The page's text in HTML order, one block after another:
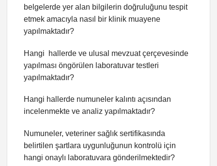
belgelerde yer alan bilgilerin doğruluğunu tespit
etmek amacıyla nasıl bir klinik muayene
yapılmaktadır?
Hangi hallerde ve ulusal mevzuat çerçevesinde
yapılması öngörülen laboratuvar testleri
yapılmaktadır?
Hangi hallerde numuneler kalıntı açısından
incelenmekte ve analiz yapılmaktadır?
Numuneler, veteriner sağlık sertifikasında
belirtilen şartlara uygunluğunun kontrolü için
hangi onaylı laboratuvara gönderilmektedir?